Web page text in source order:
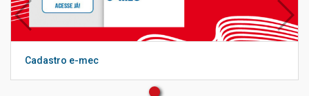
Cadastro e-mec